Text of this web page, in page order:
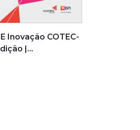
Inovação COTEC-
|…